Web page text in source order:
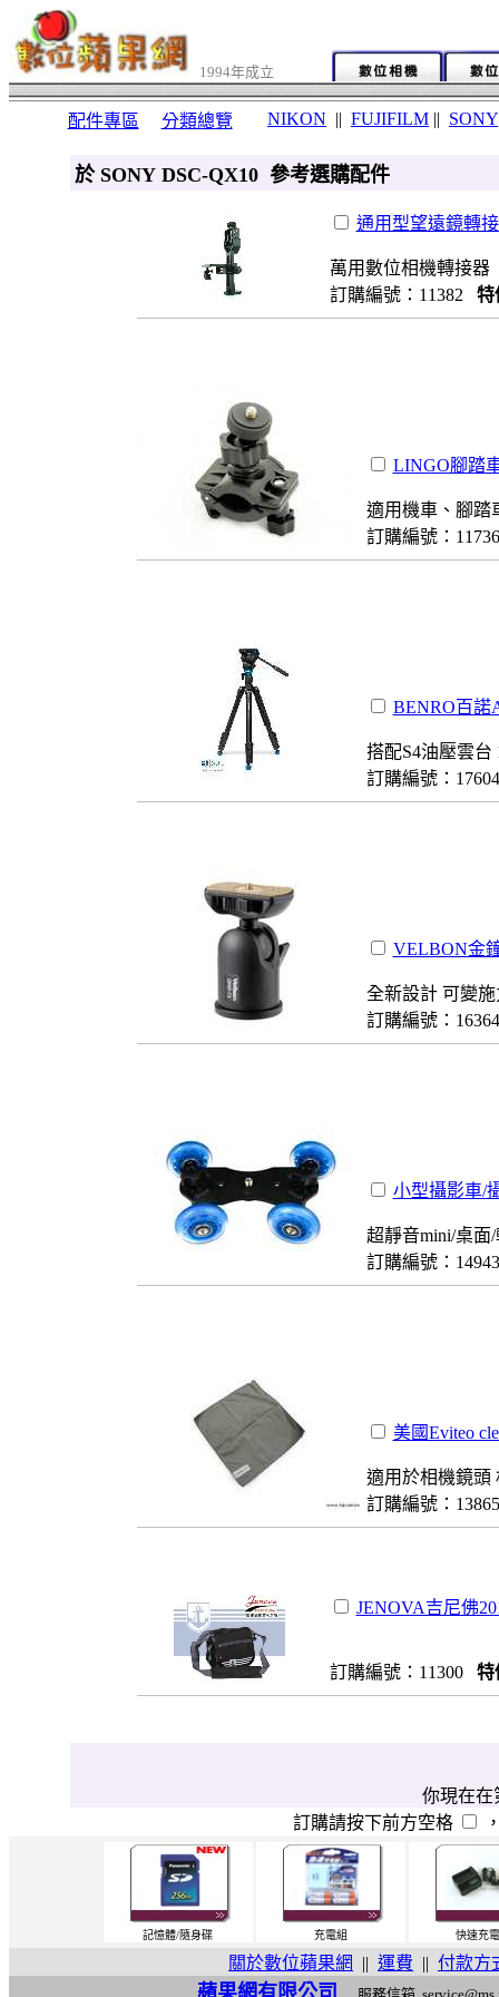
1994年成立
配件專區 分類總覽 NIKON || FUJIFILM || SONY
於 SONY DSC-QX10 參考選購配件
通用型望遠鏡轉
萬用數位相機轉接器
訂購編號：11382 特
LINGO腳踏
適用機車、腳踏
訂購編號：
BENRO百諾
搭配S4油壓雲台
訂購編號：
VELBON金
全新設計 可變
訂購編號：
小型攝影車/
超靜音mini/桌面
訂購編號：
美國Eviteo
適用於相機鏡頭
訂購編號：
JENOVA吉尼佛
訂購編號：11300 特
你現在在
訂購請按下前方空格
記憶體/隨身碟 充電組 快速充
關於數位蘋果網 || 運費 || 付款方
蘋果網有限公司